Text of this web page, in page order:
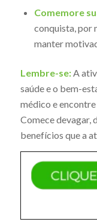
Comemore
conquista, por
manter
Lembre-se:A
saúde e o bem-
médico e
Comece devagar,
benefícios que a